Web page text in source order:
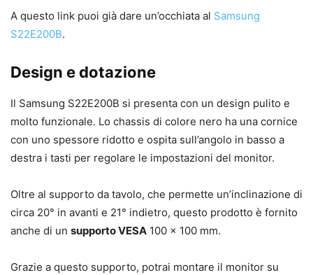
A questo link puoi già dare un’occhiata al Samsung
S22E200B.
Design e dotazione
Il Samsung S22E200B si presenta con un design pulito e
molto funzionale. Lo chassis di colore nero ha una cornice
con uno spessore ridotto e ospita sull’angolo in basso a
destra i tasti per regolare le impostazioni del monitor.
Oltre al supporto da tavolo, che permette un’inclinazione di
circa 20° in avanti e 21° indietro, questo prodotto è fornito
anche di un supporto VESA 100 x 100 mm.
Grazie a questo supporto, potrai montare il monitor su